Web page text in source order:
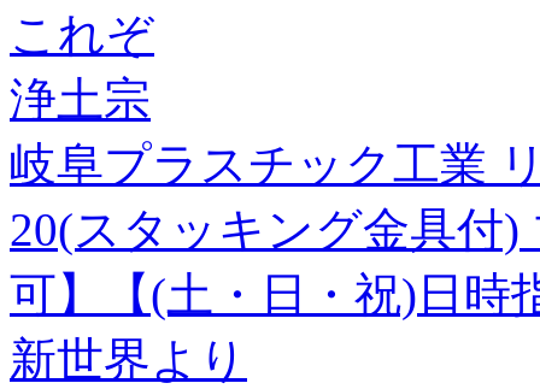
これぞ
浄土宗
岐阜プラスチック工業
20(スタッキング金具付)
可】【(土・日・祝)日時
新世界より